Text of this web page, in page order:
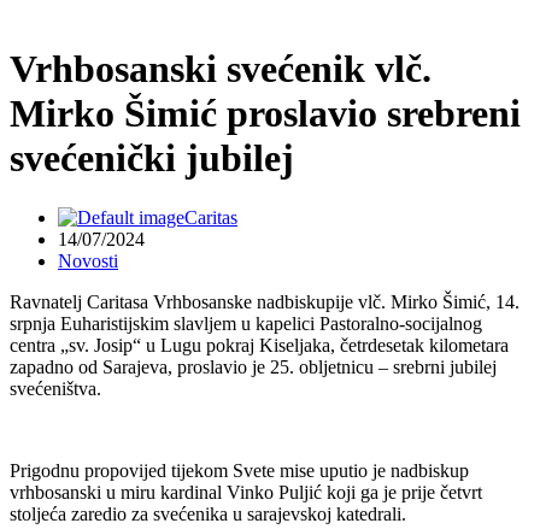
Vrhbosanski svećenik vlč.
Mirko Šimić proslavio srebreni
svećenički jubilej
Caritas
14/07/2024
Novosti
Ravnatelj Caritasa Vrhbosanske nadbiskupije vlč. Mirko Šimić, 14.
srpnja Euharistijskim slavljem u kapelici Pastoralno-socijalnog
centra „sv. Josip“ u Lugu pokraj Kiseljaka, četrdesetak kilometara
zapadno od Sarajeva, proslavio je 25. obljetnicu – srebrni jubilej
svećeništva.
Prigodnu propovijed tijekom Svete mise uputio je nadbiskup
vrhbosanski u miru kardinal Vinko Puljić koji ga je prije četvrt
stoljeća zaredio za svećenika u sarajevskoj katedrali.